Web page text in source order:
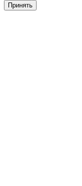
Принять